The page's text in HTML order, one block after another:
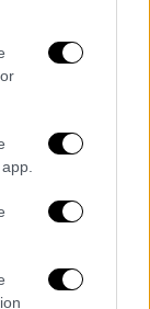
του
μαζικής
ότι θα